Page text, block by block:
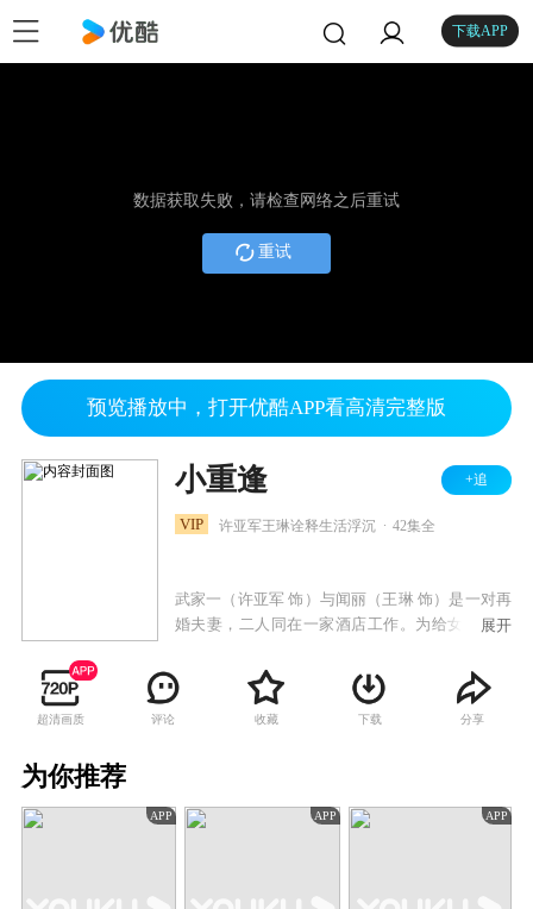
下载APP
数据获取失败，请检查网络之后重试
重试
预览播放中，打开优酷APP看高清完整版
小重逢 +追
VIP 许亚军王琳诠释生活浮沉 42集全
武家一（许亚军 饰）与闻丽（王琳 饰）是一对再
婚夫妻，二人同在一家酒店工作。为给女儿武爱
候陪伴女儿备战高考。不料，武家一病入膏肓的
前妻临终托孤，武家一这才知晓自己还有一个十
八岁的儿子刘树佳。心怀满腔愧疚的武家一，开
付出最终感动了孩子们，当孩子们从心底认可这
展开
超清画质 评论 收藏 下载 分享
为你推荐
APP APP APP